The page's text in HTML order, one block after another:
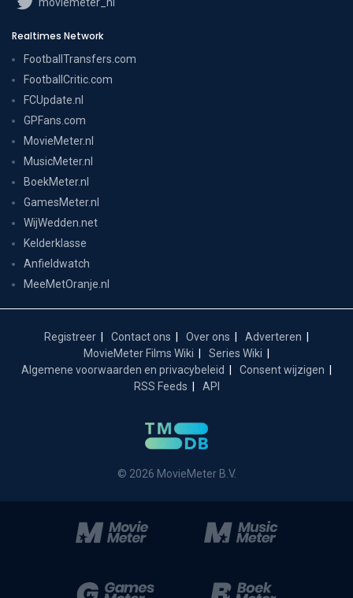
Realtimes Network
FootballTransfers.com
FootballCritic.com
FCUpdate.nl
GPFans.com
MovieMeter.nl
MusicMeter.nl
BoekMeter.nl
GamesMeter.nl
WijWedden.net
Kelderklasse
Anfieldwatch
MeeMetOranje.nl
Registreer Contact ons Over ons
Adverteren
MovieMeter Films Wiki
Series Wiki
Algemene voorwaarden en privacybeleid
Consent wijzigen
RSS Feeds
API
© 2026 MovieMeter B.V.